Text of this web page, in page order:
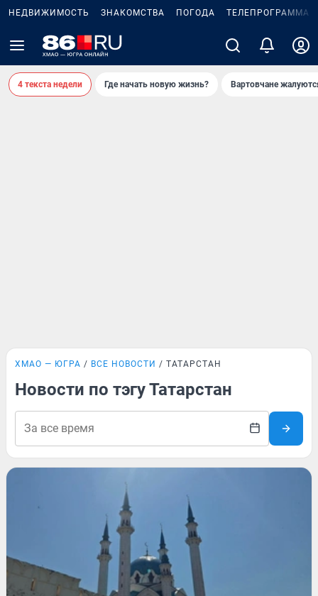
НЕДВИЖИМОСТЬ ЗНАКОМСТВА ПОГОДА ТЕЛЕПРОГРАММА
4 текста недели Где начать новую жизнь? Вартовчане
ХМАО — ЮГРА ВСЕ НОВОСТИ ТАТАРСТАН
Новости по тэгу Татарстан